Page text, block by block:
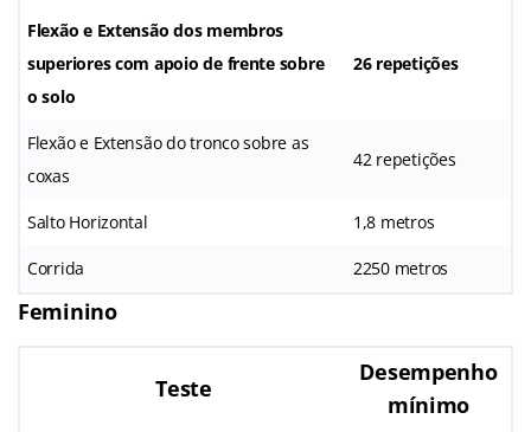
Flexão e Extensão dos membros
superiores com apoio de frente sobre
o solo
26 repetições
Flexão e Extensão do tronco sobre as
coxas
42 repetições
Salto Horizontal 1,8 metros
Corrida 2250 metros
Feminino
Teste
Desempenho
mínimo